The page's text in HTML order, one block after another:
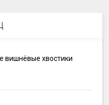
вишнёвые хвостики